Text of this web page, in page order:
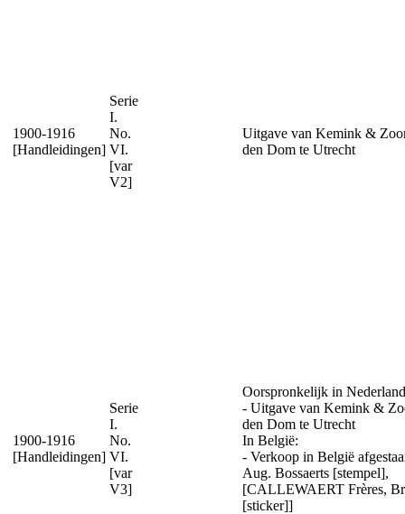
1900-1916
[Handleidingen]
Serie
I.
No.
VI.
[var
V2]
Uitgave van Kemink &
den Dom te Utrecht
1900-1916
[Handleidingen]
Serie
I.
No.
VI.
[var
V3]
Oorspronkelijk in
- Uitgave van Kemink &
den Dom te Utrecht
In België:
- Verkoop in België
Aug. Bossaerts [stempel],
[CALLEWAERT Frères,
[sticker]]